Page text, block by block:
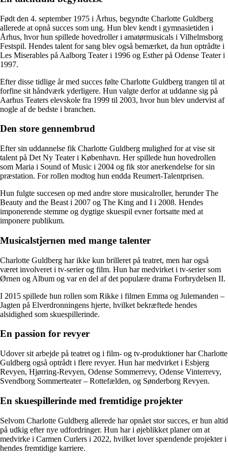
Født den 4. september 1975 i Århus, begyndte Charlotte Guldberg
allerede at opnå succes som ung. Hun blev kendt i gymnasietiden i
Århus, hvor hun spillede hovedroller i amatørmusicals i Vilhelmsborg
Festspil. Hendes talent for sang blev også bemærket, da hun optrådte i
Les Miserables på Aalborg Teater i 1996 og Esther på Odense Teater i
1997.
Efter disse tidlige år med succes følte Charlotte Guldberg trangen til at
forfine sit håndværk yderligere. Hun valgte derfor at uddanne sig på
Aarhus Teaters elevskole fra 1999 til 2003, hvor hun blev undervist af
nogle af de bedste i branchen.
Den store gennembrud
Efter sin uddannelse fik Charlotte Guldberg mulighed for at vise sit
talent på Det Ny Teater i København. Her spillede hun hovedrollen
som Maria i Sound of Music i 2004 og fik stor anerkendelse for sin
præstation. For rollen modtog hun endda Reumert-Talentprisen.
Hun fulgte succesen op med andre store musicalroller, herunder The
Beauty and the Beast i 2007 og The King and I i 2008. Hendes
imponerende stemme og dygtige skuespil evner fortsatte med at
imponere publikum.
Musicalstjernen med mange talenter
Charlotte Guldberg har ikke kun brilleret på teatret, men har også
været involveret i tv-serier og film. Hun har medvirket i tv-serier som
Ørnen og Album og var en del af det populære drama Forbrydelsen II.
I 2015 spillede hun rollen som Rikke i filmen Emma og Julemanden –
Jagten på Elverdronningens hjerte, hvilket bekræftede hendes
alsidighed som skuespillerinde.
En passion for revyer
Udover sit arbejde på teatret og i film- og tv-produktioner har Charlotte
Guldberg også optrådt i flere revyer. Hun har medvirket i Esbjerg
Revyen, Hjørring-Revyen, Odense Sommerrevy, Odense Vinterrevy,
Svendborg Sommerteater – Rottefælden, og Sønderborg Revyen.
En skuespillerinde med fremtidige projekter
Selvom Charlotte Guldberg allerede har opnået stor succes, er hun altid
på udkig efter nye udfordringer. Hun har i øjeblikket planer om at
medvirke i Carmen Curlers i 2022, hvilket lover spændende projekter i
hendes fremtidige karriere.